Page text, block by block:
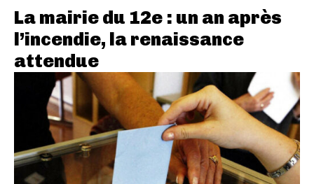
La mairie du 12e : un an après
l’incendie, la renaissance
attendue